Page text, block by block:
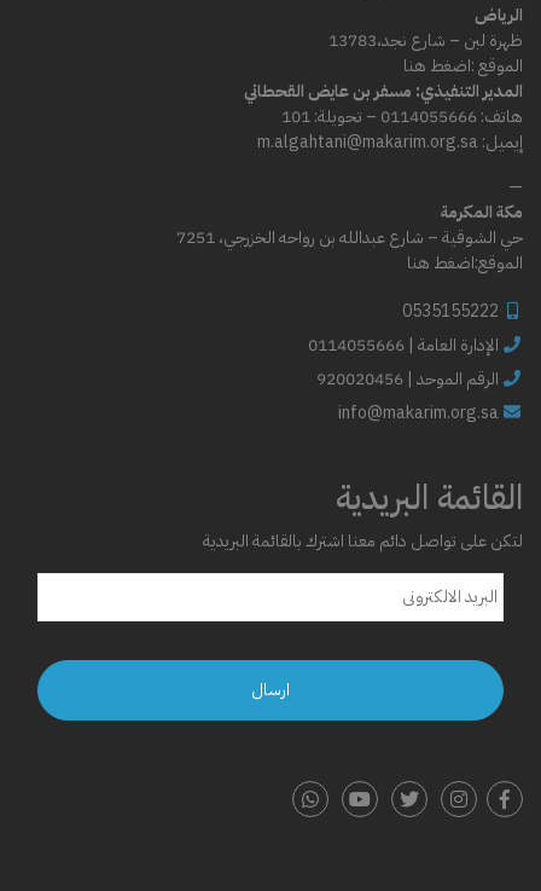
الرياض
ظهرة لبن – شارع نجد،13783
الموقع :اضغط هنا
المدير التنفيذي: مسفر بن عايض القحطاني
هاتف: 0114055666 – تحويلة: 101
إيميل: m.algahtani@makarim.org.sa
—
مكة المكرمة
حي الشوقية – شارع عبدالله بن رواحه الخزرجي، 7251
الموقع:اضغط هنا
0535155222
info@makarim.org.sa
القائمة البريدية
لتكن على تواصل دائم معنا اشترك بالقائمة البريدية